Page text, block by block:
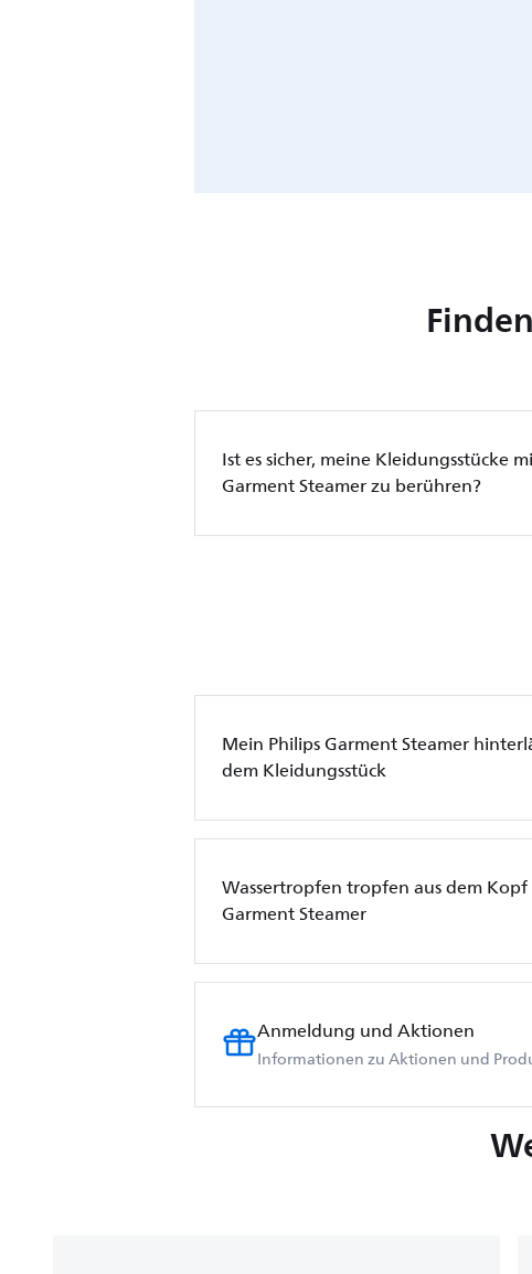
Ist es sicher, meine Kleidungsstücke
Garment Steamer zu berühren?
Mein Philips Garment Steamer
dem Kleidungsstück
Wassertropfen tropfen aus dem Kopf
Garment Steamer
Anmeldung und Aktionen
Informationen zu Aktionen und